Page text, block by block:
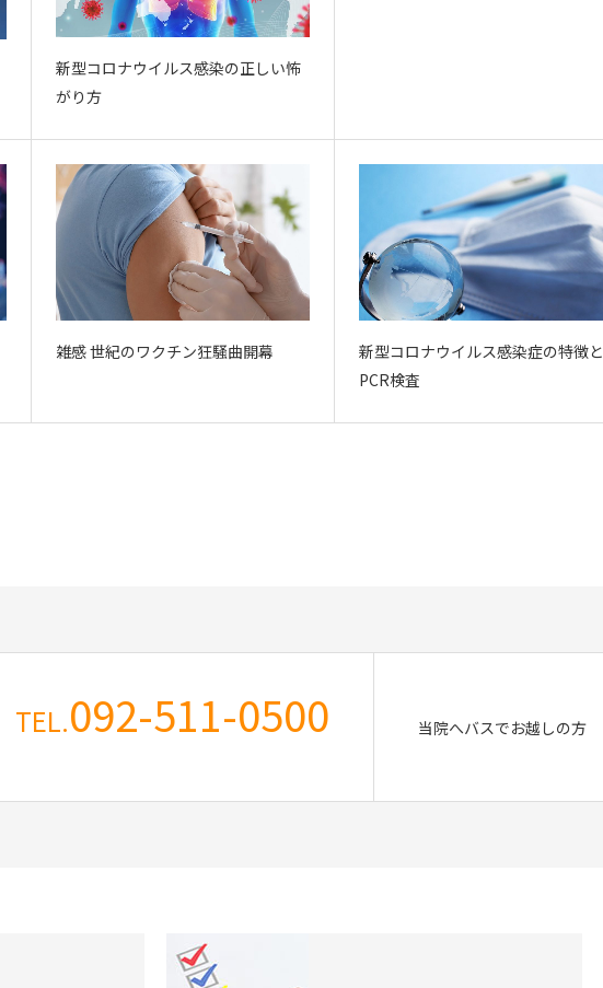
新型コロナウイルス感染の正しい怖
がり方
雑感 世紀のワクチン狂騒曲開幕
新型コロナウイルス感染症の特徴と
PCR検査
TEL.092-511-0500 当院へバスでお越しの方